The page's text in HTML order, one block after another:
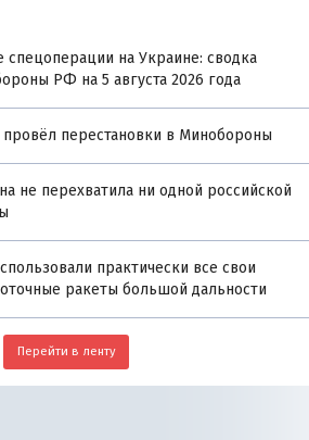
спецоперации на Украине: сводка
РФ на 5 августа 2026 года
провёл перестановки в Минобороны
не перехватила ни одной российской
практически все свои
ракеты большой дальности
Перейти в ленту